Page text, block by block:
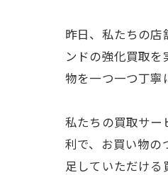
昨日、私たちの
ンドの強化買取
物を一つ一つ丁寧
私たちの買取サー
利で、お買い物の
足していただける